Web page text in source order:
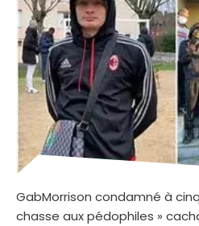
GabMorrison condamné à
chasse aux pédophiles »